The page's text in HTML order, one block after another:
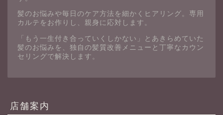
髪のお悩みや毎日のケア方法を細かくヒアリング。専用
カルテをお作りし、親身に応対します。
「もう一生付き合っていくしかない」とあきらめていた
髪のお悩みを、独自の髪質改善メニューと丁寧なカウン
セリングで解決します。
店舗案内